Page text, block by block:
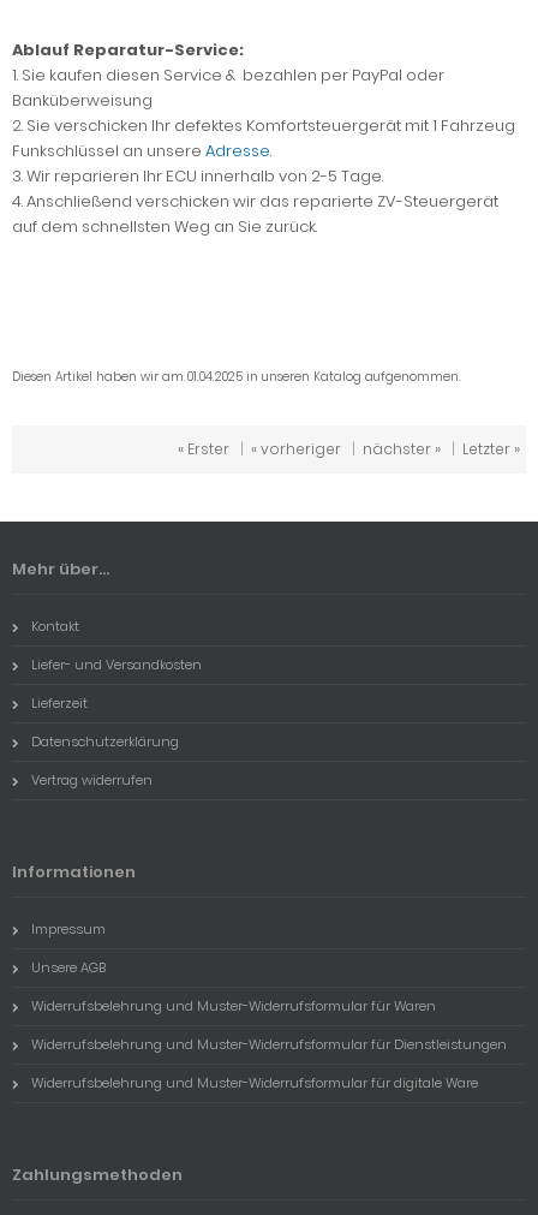
Ablauf Reparatur-Service:
1. Sie kaufen diesen Service & bezahlen per PayPal oder
Banküberweisung
2. Sie verschicken Ihr defektes Komfortsteuergerät mit 1 Fahrzeug
Funkschlüssel an unsere Adresse.
3. Wir reparieren Ihr ECU innerhalb von 2-5 Tage.
4. Anschließend verschicken wir das reparierte ZV-Steuergerät
auf dem schnellsten Weg an Sie zurück.
Diesen Artikel haben wir am 01.04.2025 in unseren Katalog aufgenommen.
« Erster | « vorheriger | nächster » | Letzter »
Mehr über...
Kontakt
Liefer- und Versandkosten
Lieferzeit
Datenschutzerklärung
Vertrag widerrufen
Informationen
Impressum
Unsere AGB
Widerrufsbelehrung und Muster-Widerrufsformular für Waren
Widerrufsbelehrung und Muster-Widerrufsformular für Dienstleistungen
Widerrufsbelehrung und Muster-Widerrufsformular für digitale Ware
Zahlungsmethoden